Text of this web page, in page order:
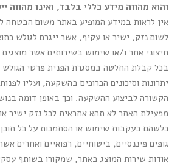
והוא מהווה מידע כללי בלבד, ואינו מהווה
אין לראות במידע המופיע באתר משום הבטחה
לשום נזק, ישיר או עקיף, אשר ייגרם לגולש
חיצוני אחר ו/או שימוש בשירותים אשר מוצגים
בכל קבלת החלטה במסגרת הפנית פרטי הגולש
יתרונות וסיכונים הכרוכים בהשקעה, ועליו
הקשורה לביצוע ההשקעה. וכך באופן דומה
מפעילת האתר לא תהא אחראית לכל נזק ישיר
כלשהם בעקבות שימוש או הסתמכות על כל
גופים פיננסיים, ביטוחיים, רפואיים ואחרים
אודות שירות המוצג באתר, שמקורו בשותף